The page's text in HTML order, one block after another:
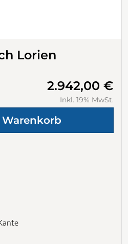
Lorien
2.942,00 €
Inkl. 19% MwSt.